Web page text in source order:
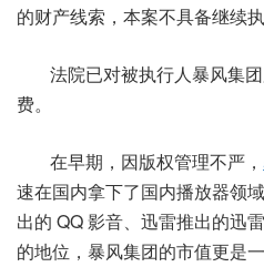
的财产线索，本案不具备继续执
法院已对被执行人暴风集
费。
在早期，因版权管理不严，
速在国内拿下了国内播放器领
出的 QQ 影音、迅雷推出的迅
的地位，暴风集团的市值更是